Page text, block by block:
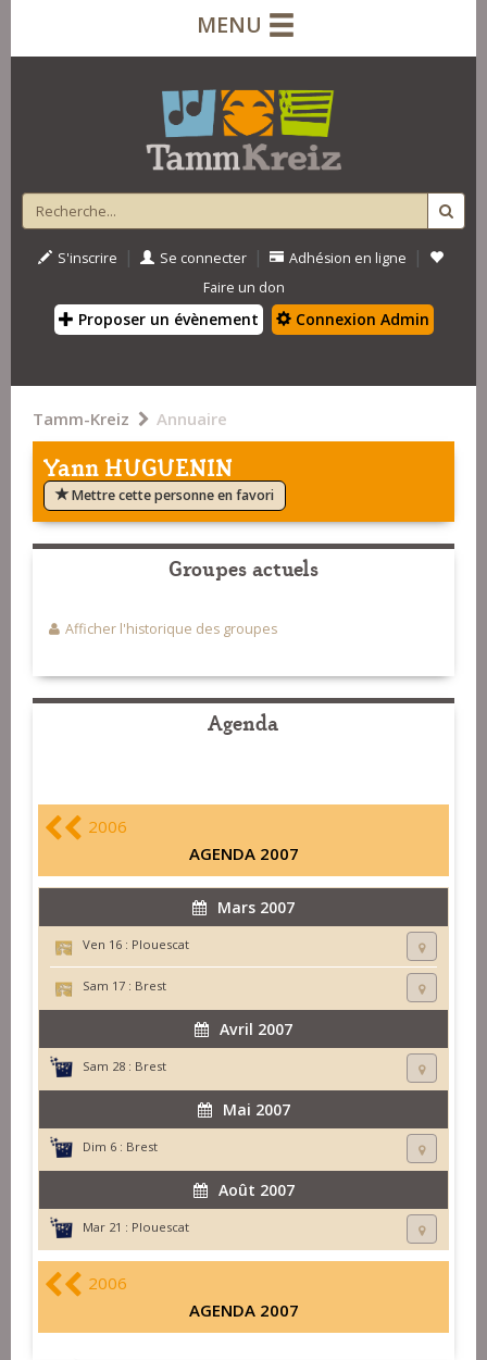
MENU
S'inscrire | Se connecter | Adhésion en ligne |
Faire un don
Proposer un évènement Connexion Admin
Tamm-Kreiz Annuaire
Yann HUGUENIN
Mettre cette personne en favori
Groupes actuels
Afficher l'historique des groupes
Agenda
2006
AGENDA 2007
Mars 2007
Ven 16 : Plouescat
Sam 17 : Brest
Avril 2007
Sam 28 : Brest
Mai 2007
Dim 6 : Brest
Août 2007
Mar 21 : Plouescat
2006
AGENDA 2007